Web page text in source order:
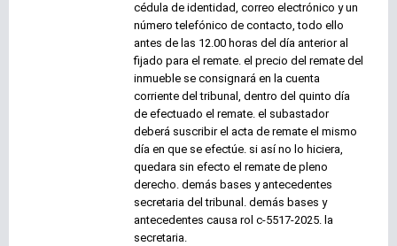
cédula de identidad, correo electrónico y un
número telefónico de contacto, todo ello
antes de las 12.00 horas del día anterior al
fijado para el remate. el precio del remate del
inmueble se consignará en la cuenta
corriente del tribunal, dentro del quinto día
de efectuado el remate. el subastador
deberá suscribir el acta de remate el mismo
día en que se efectúe. si así no lo hiciera,
quedara sin efecto el remate de pleno
derecho. demás bases y antecedentes
secretaria del tribunal. demás bases y
antecedentes causa rol c-5517-2025. la
secretaria.